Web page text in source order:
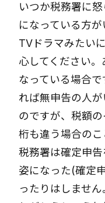
いつか税務署に
になっている方が
TVドラマみたい
心してください
なっている場合
れば無申告の人
のですが、税額
桁も違う場合のこ
税務署は確定申
姿になった(確定
ったりはしませ